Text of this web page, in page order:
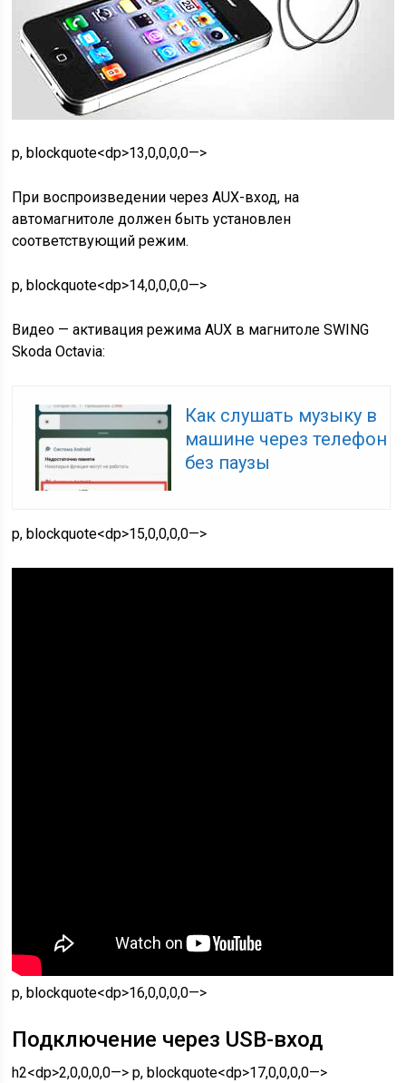
p, blockquote<dp>13,0,0,0,0—>
При воспроизведении через AUX-вход, на
автомагнитоле должен быть установлен
соответствующий режим.
p, blockquote<dp>14,0,0,0,0—>
Видео — активация режима AUX в магнитоле SWING
Skoda Octavia:
Как слушать музыку в
машине через телефон
без паузы
p, blockquote<dp>15,0,0,0,0—>
p, blockquote<dp>16,0,0,0,0—>
Подключение через USB-вход
h2<dp>2,0,0,0,0—> p, blockquote<dp>17,0,0,0,0—>